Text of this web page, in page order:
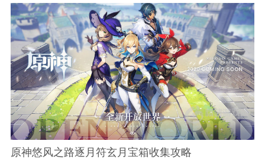
原神悠风之路逐月符玄月宝箱收集攻略